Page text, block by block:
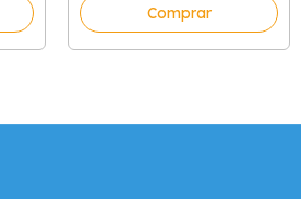
Comprar